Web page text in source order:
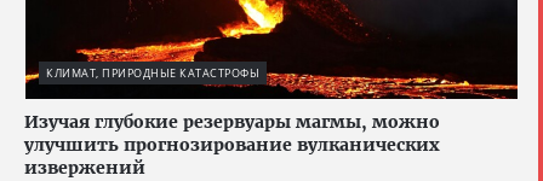
КЛИМАТ, ПРИРОДНЫЕ КАТАСТРОФЫ
Изучая глубокие резервуары магмы, можно
улучшить прогнозирование вулканических
извержений